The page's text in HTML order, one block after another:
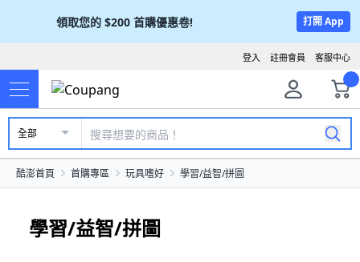
領取您的 $200 首購優惠卷! 打開 App
客服中心
註冊會員
登入
全部
酷澎首頁 首購專區 玩具嗜好 學習/益智/拼圖
學習/益智/拼圖